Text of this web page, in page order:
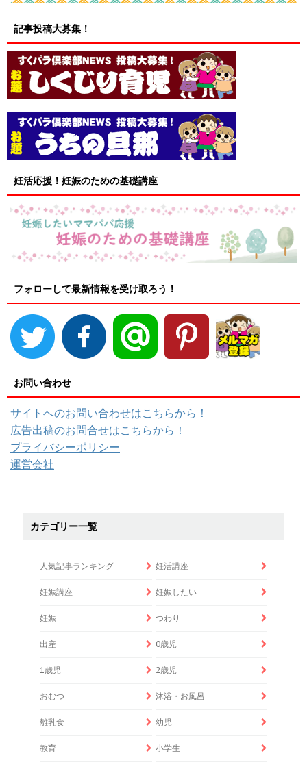
記事投稿大募集！
妊活応援！妊娠のための基礎講座
フォローして最新情報を受け取ろう！
お問い合わせ
サイトへのお問い合わせはこちらから！
広告出稿のお問合せはこちらから！
プライバシーポリシー
運営会社
カテゴリー一覧
人気記事ランキング 妊活講座
妊娠講座 妊娠したい
妊娠 つわり
出産 0歳児
1歳児 2歳児
おむつ 沐浴・お風呂
離乳食 幼児
教育 小学生